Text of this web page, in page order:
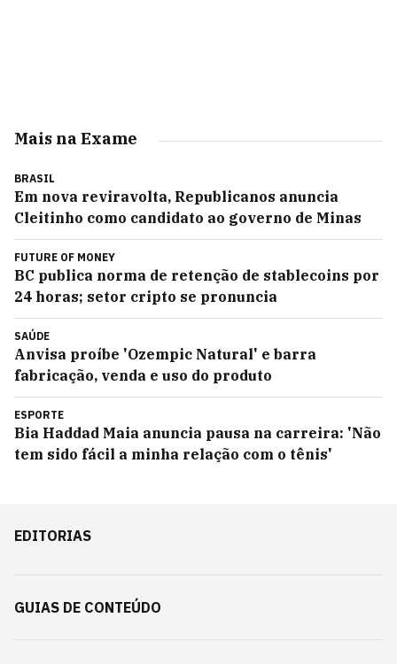
Mais na Exame
BRASIL
Em nova reviravolta, Republicanos anuncia
Cleitinho como candidato ao governo de Minas
FUTURE OF MONEY
BC publica norma de retenção de stablecoins por
24 horas; setor cripto se pronuncia
SAÚDE
Anvisa proíbe 'Ozempic Natural' e barra
fabricação, venda e uso do produto
ESPORTE
Bia Haddad Maia anuncia pausa na carreira: 'Não
tem sido fácil a minha relação com o tênis'
EDITORIAS
GUIAS DE CONTEÚDO